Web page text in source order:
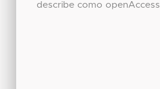
describe como openAccess